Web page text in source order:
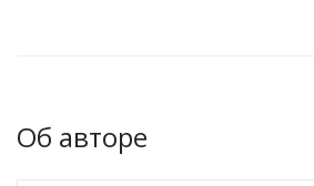
Об авторе